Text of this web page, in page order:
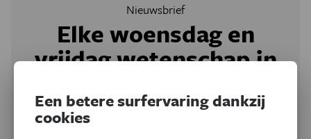
Nieuwsbrief
Elke woensdag en
vrijdag wetenschap in
Schrijf je in op onze nieuwsbrief en ontvang elke woensdag
en vrijdag een selectie van de wetenschap, natuur en
Een betere surfervaring dankzij
cookies